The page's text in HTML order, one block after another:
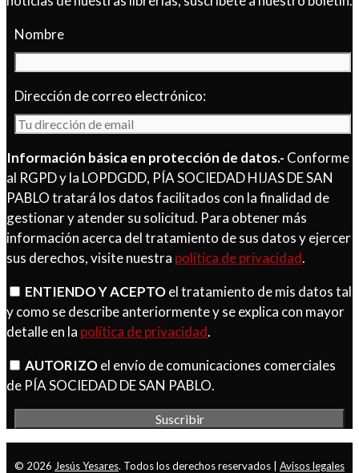
Nombre
Dirección de correo electrónico:
Información básica en protección de datos.- Conforme
al RGPD y la LOPDGDD, PÍA SOCIEDAD HIJAS DE SAN
PABLO tratará los datos facilitados con la finalidad de
gestionar y atender su solicitud. Para obtener más
información acerca del tratamiento de sus datos y ejercer
sus derechos, visite nuestra política de privacidad.
ENTIENDO Y ACEPTOel tratamiento de mis datos tal
y como se describe anteriormente y se explica con mayor
detalle en la política de privacidad.
AUTORIZOel envío de comunicaciones comerciales
de PÍA SOCIEDAD DE SAN PABLO.
© 2026 Jesús Yesares. Todos los derechos reservados | Avisos legales